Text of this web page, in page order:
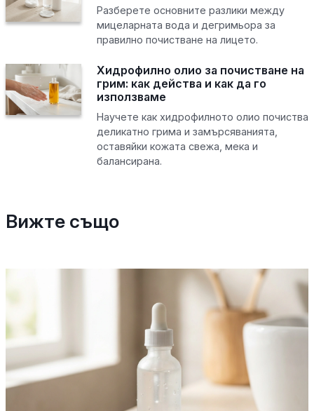
Разберете основните разлики между
мицеларната вода и дегримьора за
правилно почистване на лицето.
Хидрофилно олио за почистване на
грим: как действа и как да го
използваме
Научете как хидрофилното олио почиства
деликатно грима и замърсяванията,
оставяйки кожата свежа, мека и
балансирана.
Вижте също